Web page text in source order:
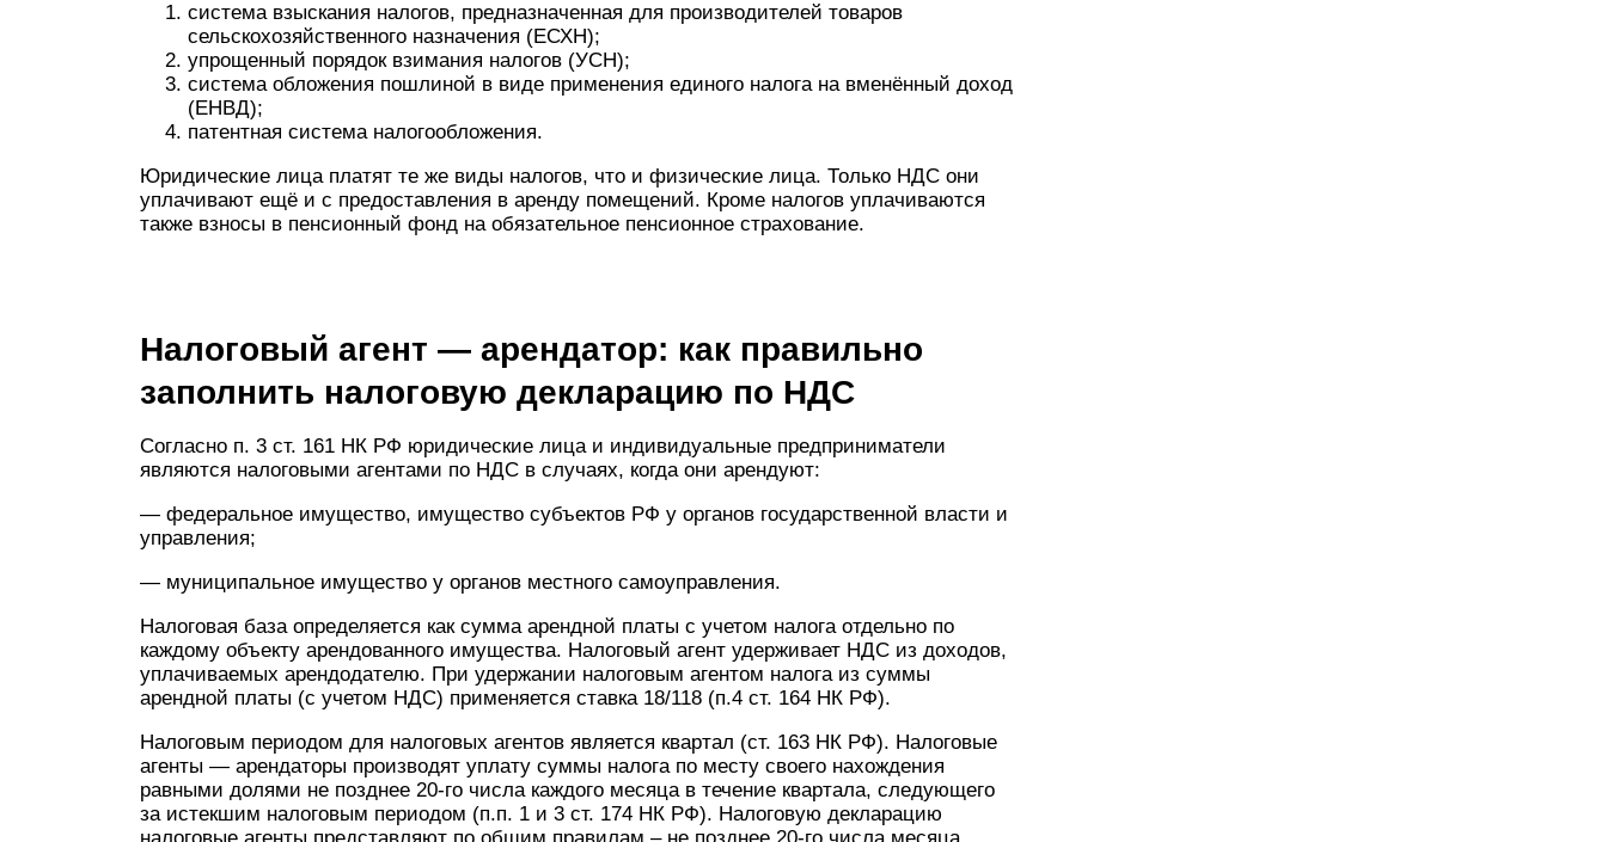
система взыскания налогов, предназначенная для производителей товаров
сельскохозяйственного назначения (ЕСХН);
упрощенный порядок взимания налогов (УСН);
система обложения пошлиной в виде применения единого налога на вменённый доход
(ЕНВД);
патентная система налогообложения.
Юридические лица платят те же виды налогов, что и физические лица. Только НДС они
уплачивают ещё и с предоставления в аренду помещений. Кроме налогов уплачиваются
также взносы в пенсионный фонд на обязательное пенсионное страхование.
Налоговый агент — арендатор: как правильно
заполнить налоговую декларацию по НДС
Согласно п. 3 ст. 161 НК РФ юридические лица и индивидуальные предприниматели
являются налоговыми агентами по НДС в случаях, когда они арендуют:
— федеральное имущество, имущество субъектов РФ у органов государственной власти и
управления;
— муниципальное имущество у органов местного самоуправления.
Налоговая база определяется как сумма арендной платы с учетом налога отдельно по
каждому объекту арендованного имущества. Налоговый агент удерживает НДС из доходов,
уплачиваемых арендодателю. При удержании налоговым агентом налога из суммы
арендной платы (с учетом НДС) применяется ставка 18/118 (п.4 ст. 164 НК РФ).
Налоговым периодом для налоговых агентов является квартал (ст. 163 НК РФ). Налоговые
агенты — арендаторы производят уплату суммы налога по месту своего нахождения
равными долями не позднее 20-го числа каждого месяца в течение квартала, следующего
за истекшим налоговым периодом (п.п. 1 и 3 ст. 174 НК РФ). Налоговую декларацию